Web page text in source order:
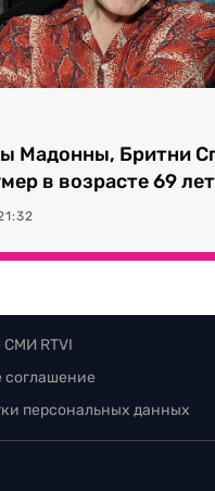
Мадонны, Бритни
в возрасте 69 лет
RTVI
соглашение
персональных данных